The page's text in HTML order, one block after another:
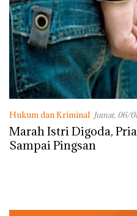
Hukum dan Kriminal Jumat, 06/
Marah Istri Digoda,
Sampai Pingsan